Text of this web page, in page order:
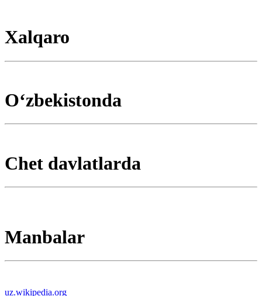
Xalqaro
Oʻzbekistonda
Chet davlatlarda
Manbalar
uz.wikipedia.org